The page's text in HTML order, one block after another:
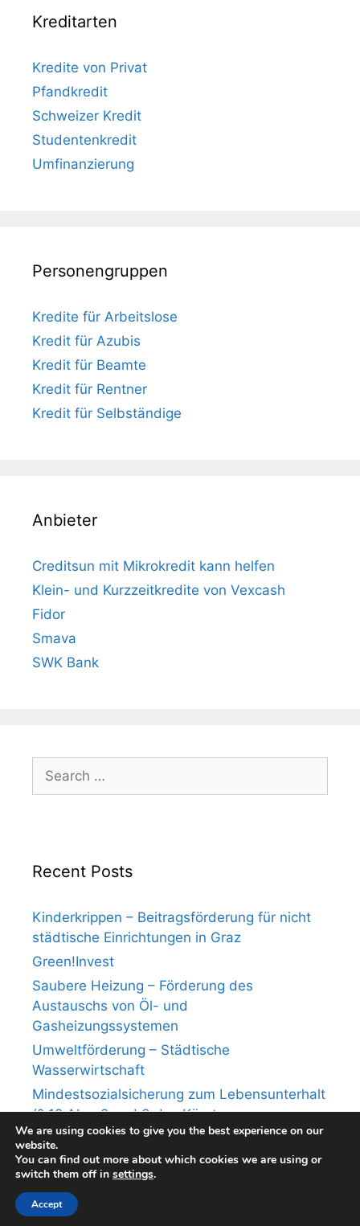
Kreditarten
Kredite von Privat
Pfandkredit
Schweizer Kredit
Studentenkredit
Umfinanzierung
Personengruppen
Kredite für Arbeitslose
Kredit für Azubis
Kredit für Beamte
Kredit für Rentner
Kredit für Selbständige
Anbieter
Creditsun mit Mikrokredit kann helfen
Klein- und Kurzzeitkredite von Vexcash
Fidor
Smava
SWK Bank
for:
Recent Posts
Kinderkrippen – Beitragsförderung für nicht
städtische Einrichtungen in Graz
Green!Invest
Saubere Heizung – Förderung des
Austauschs von Öl- und
Gasheizungssystemen
Umweltförderung – Städtische
Wasserwirtschaft
Mindestsozialsicherung zum Lebensunterhalt
(§ 12 Abs. 2 und 3 des Kärntner
Mindestsicherungsgesetzes)
© 2026 deri.at
We are using cookies to give you the best experience on our
website.
You can find out more about which cookies we are using or
switch them off in settings.
Accept